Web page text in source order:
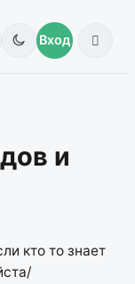
Вход
и
кто то знает